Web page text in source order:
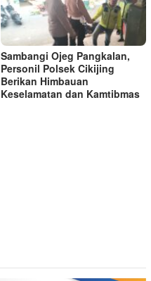
Sambangi Ojeg Pangkalan,
Personil Polsek Cikijing
Berikan Himbauan
Keselamatan dan Kamtibmas